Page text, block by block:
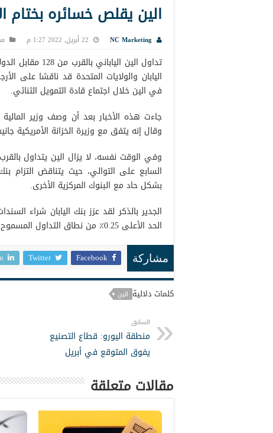
الين يقلص خسائره بختام
NC Marketing 22 أبريل, 2022 1:27 م
تداول الين
اليابان والولايات المتحدة قد ناقشا على
في الين خلال اجتماع قادة التمويل الثنائي.
جاءت هذه الأخبار بعد أن وصف وزير
وقال إنه يتفق مع وزيرة الخزانة الأمريكية
السابع على التوالي، حيث يتناقض التزام
بشكل حاد مع البنوك المركزية الأخرى.
الحد الأعلى 0.25٪ من نطاق التداول المسموح به.
مشاركة Facebook
Twitter
كلمات دلالية الين
السابق
منطقة اليورو: قطاع التصنيع
يفوق المتوقع في أبريل
مقالات متعلقة